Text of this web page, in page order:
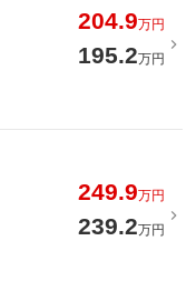
204.9万円
195.2万円
249.9万円
239.2万円